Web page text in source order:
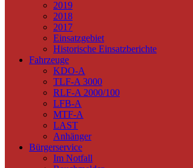
2019
2018
2017
Einsatzgebiet
Historische Einsatzberichte
Fahrzeuge
KDO-A
TLF-A 3000
RLF-A 2000/100
LFB-A
MTF-A
LAST
Anhänger
Bürgerservice
Im Notfall